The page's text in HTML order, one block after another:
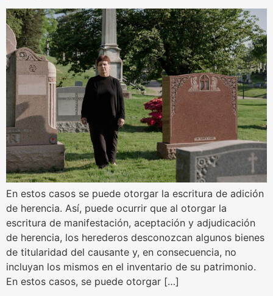
En estos casos se puede otorgar la escritura de adición
de herencia. Así, puede ocurrir que al otorgar la
escritura de manifestación, aceptación y adjudicación
de herencia, los herederos desconozcan algunos bienes
de titularidad del causante y, en consecuencia, no
incluyan los mismos en el inventario de su patrimonio.
En estos casos, se puede otorgar […]